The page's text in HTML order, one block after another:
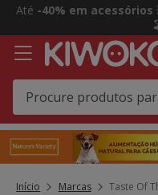
3
3,
mensagem,
Click&Collect:Recolha
prenda 🎁
Início Marcas Taste Of